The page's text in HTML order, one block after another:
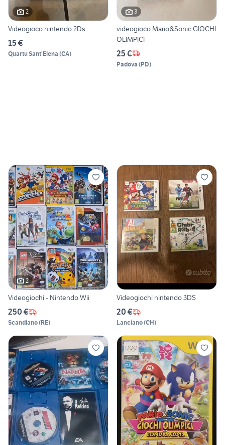
2
Videogioco nintendo 2Ds
15 €
Quartu Sant'Elena (CA)
3
videogioco Mario&Sonic GIOCHI
OLIMPICI
25 €
Padova (PD)
2
Videogiochi - Nintendo Wii
250 €
Scandiano(RE)
Videogiochi nintendo 3DS
20 €
Lanciano(CH)